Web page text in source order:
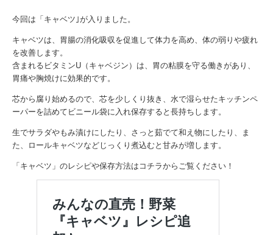
今回は「キャベツ｣が入りました。
キャベツは、胃腸の消化吸収を促進して体力を高め、体の弱りや疲れ
を改善します。
含まれるビタミンU（キャベジン）は、胃の粘膜を守る働きがあり、
胃痛や胸焼けに効果的です。
芯から腐り始めるので、芯を少しくり抜き、水で湿らせたキッチンペ
ーパーを詰めてビニール袋に入れ保存すると長持ちします。
生でサラダやもみ漬けにしたり、さっと茹でて和え物にしたり、ま
た、ロールキャベツなどじっくり煮込むと甘みが増します。
「キャベツ」のレシピや保存方法はコチラからご覧ください！